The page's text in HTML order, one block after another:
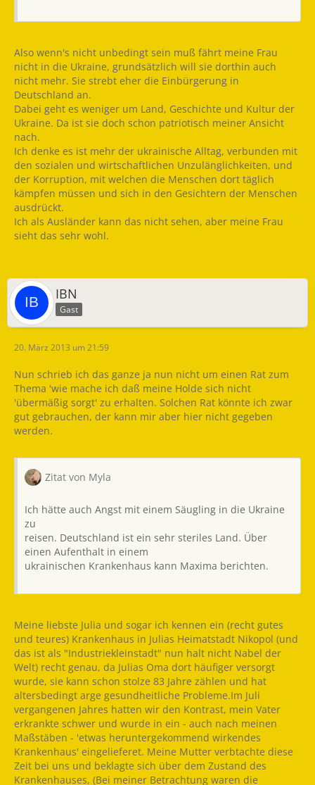
Also wenn's nicht unbedingt sein muß fährt meine Frau
nicht in die Ukraine, grundsätzlich will sie dorthin auch
nicht mehr. Sie strebt eher die Einbürgerung in
Deutschland an.
Dabei geht es weniger um Land, Geschichte und Kultur der
Ukraine. Da ist sie doch schon patriotisch meiner Ansicht
nach.
Ich denke es ist mehr der ukrainische Alltag, verbunden mit
den sozialen und wirtschaftlichen Unzulänglichkeiten, und
der Korruption, mit welchen die Menschen dort täglich
kämpfen müssen und sich in den Gesichtern der Menschen
ausdrückt.
Ich als Ausländer kann das nicht sehen, aber meine Frau
sieht das sehr wohl.
IBN
Gast
20. März 2013 um 21:59
Nun schrieb ich das ganze ja nun nicht um einen Rat zum
Thema 'wie mache ich daß meine Holde sich nicht
'übermäßig sorgt' zu erhalten. Solchen Rat könnte ich zwar
gut gebrauchen, der kann mir aber hier nicht gegeben
werden.
Zitat von Myla
Ich hätte auch Angst mit einem Säugling in die Ukraine
zu
reisen. Deutschland ist ein sehr steriles Land. Über
einen Aufenthalt in einem
ukrainischen Krankenhaus kann Maxima berichten.
Meine liebste Julia und sogar ich kennen ein (recht gutes
und teures) Krankenhaus in Julias Heimatstadt Nikopol (und
das ist als "Industriekleinstadt" nun halt nicht Nabel der
Welt) recht genau, da Julias Oma dort häufiger versorgt
wurde, sie kann schon stolze 83 Jahre zählen und hat
altersbedingt arge gesundheitliche Probleme.Im Juli
vergangenen Jahres hatten wir den Kontrast, mein Vater
erkrankte schwer und wurde in ein - auch nach meinen
Maßstäben - 'etwas heruntergekommend wirkendes
Krankenhaus' eingelieferet. Meine Mutter verbtachte diese
Zeit bei uns und beklagte sich über dem Zustand des
Krankenhauses, (Bei meiner Betrachtung waren die